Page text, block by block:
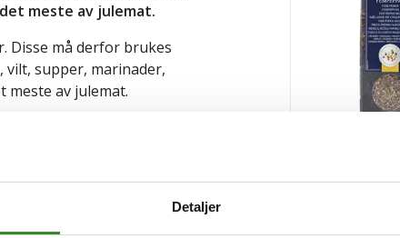
Detaljer
meste av julemat.
Disse må derfor brukes
vilt, supper, marinader,
av julemat.
produkter, proviant og
Vanlige spørsmål og
Pris
kr 257,64